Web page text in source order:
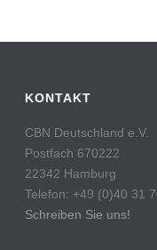
KONTAKT
CBN Deutschland e.V.
Postfach 670222
22342 Hamburg
Telefon: +49 (0)40 31
Schreiben Sie uns!